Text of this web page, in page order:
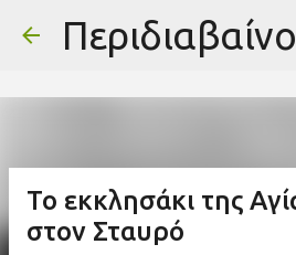
Μετάβαση στο κύριο
Το εκκλησάκι της
στον Σταυρό